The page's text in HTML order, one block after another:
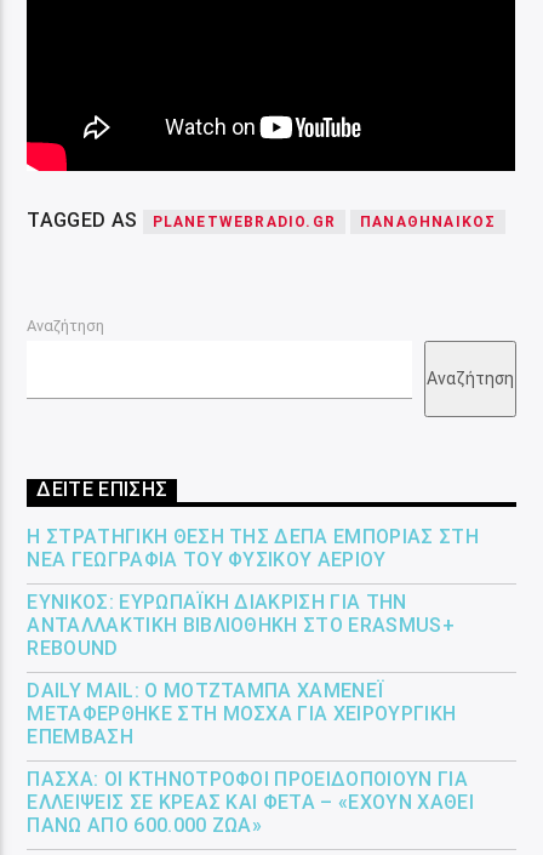
TAGGED AS PLANETWEBRADIO.GR ΠΑΝΑΘΗΝΑΙΚΌΣ
Αναζήτηση
Αναζήτηση
ΔΕΙΤΕ ΕΠΙΣΗΣ
Η ΣΤΡΑΤΗΓΙΚΉ ΘΈΣΗ ΤΗΣ ΔΕΠΑ ΕΜΠΟΡΊΑΣ ΣΤΗ
ΝΈΑ ΓΕΩΓΡΑΦΊΑ ΤΟΥ ΦΥΣΙΚΟΎ ΑΕΡΊΟΥ
ΕΎΝΙΚΟΣ: ΕΥΡΩΠΑΪΚΉ ΔΙΆΚΡΙΣΗ ΓΙΑ ΤΗΝ
ΑΝΤΑΛΛΑΚΤΙΚΉ ΒΙΒΛΙΟΘΉΚΗ ΣΤΟ ERASMUS+
REBOUND
DAILY MAIL: Ο ΜΟΤΖΤΆΜΠΑ ΧΑΜΕΝΕΪ́
ΜΕΤΑΦΈΡΘΗΚΕ ΣΤΗ ΜΌΣΧΑ ΓΙΑ ΧΕΙΡΟΥΡΓΙΚΉ
ΕΠΈΜΒΑΣΗ
ΠΆΣΧΑ: ΟΙ ΚΤΗΝΟΤΡΌΦΟΙ ΠΡΟΕΙΔΟΠΟΙΟΎΝ ΓΙΑ
ΕΛΛΕΊΨΕΙΣ ΣΕ ΚΡΈΑΣ ΚΑΙ ΦΈΤΑ – «ΈΧΟΥΝ ΧΑΘΕΊ
ΠΆΝΩ ΑΠΌ 600.000 ΖΏΑ»